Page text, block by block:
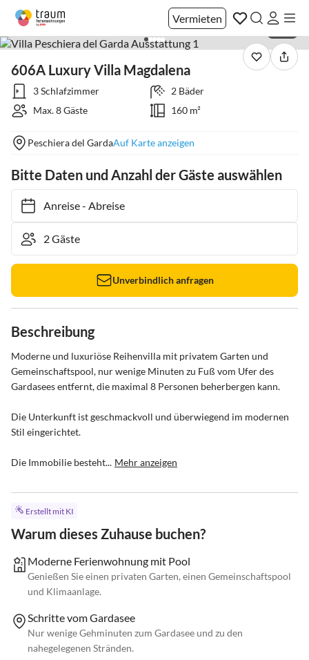
Vermieten
606A Luxury Villa Magdalena
3 Schlafzimmer
2 Bäder
Max. 8 Gäste
160 m²
Peschiera del GardaAuf Karte anzeigen
Bitte Daten und Anzahl der Gäste auswählen
Anreise- Abreise
Unverbindlich anfragen
Beschreibung
Moderne und luxuriöse Reihenvilla mit privatem Garten und
Gemeinschaftspool, nur wenige Minuten zu Fuß vom Ufer des
Gardasees entfernt, die maximal 8 Personen beherbergen kann.
Die Unterkunft ist geschmackvoll und überwiegend im modernen
Stil eingerichtet.
Die Immobilie besteht... Mehr anzeigen
Erstellt mit KI
Warum dieses Zuhause buchen?
Moderne Ferienwohnung mit Pool
Genießen Sie einen privaten Garten, einen Gemeinschaftspool
und Klimaanlage.
Schritte vom Gardasee
Nur wenige Gehminuten zum Gardasee und zu den
nahegelegenen Stränden.